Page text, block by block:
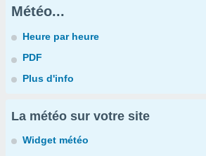
Météo...
Heure par heure
PDF
Plus d'info
La météo sur votre site
Widget météo